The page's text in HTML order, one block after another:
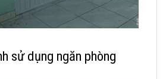
sử dụng ngăn phòng